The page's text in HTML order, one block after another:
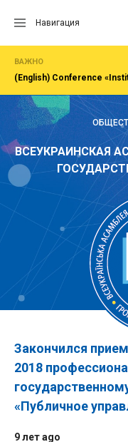
Навигация
ВАЖНО
ВСЕУКРАИНСКАЯ
Закончился
2018
«Публичное
9 лет ago